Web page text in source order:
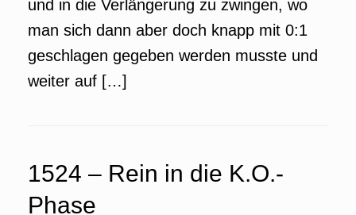
und in die Verlängerung zu zwingen, wo
man sich dann aber doch knapp mit 0:1
geschlagen gegeben werden musste und
weiter auf […]
1524 – Rein in die K.O.-
Phase